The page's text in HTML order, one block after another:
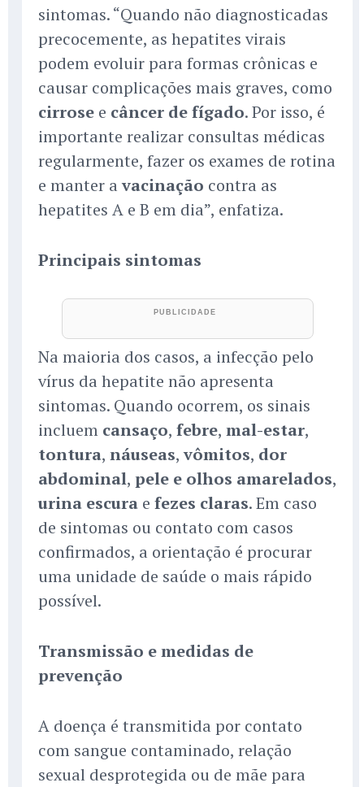
sintomas. “Quando não diagnosticadas
precocemente, as hepatites virais
podem evoluir para formas crônicas e
causar complicações mais graves, como
cirrose e câncer de fígado. Por isso, é
importante realizar consultas médicas
regularmente, fazer os exames de rotina
e manter avacinação contra as
hepatites A e B em dia”, enfatiza.
Principais sintomas
Na maioria dos casos, a infecção pelo
vírus da hepatite não apresenta
sintomas. Quando ocorrem, os sinais
incluem cansaço, febre, mal-estar,
tontura, náuseas,vômitos, dor
abdominal, pele e olhos amarelados,
urina escura e fezes claras. Em caso
de sintomas ou contato com casos
confirmados, a orientação é procurar
uma unidade de saúde o mais rápido
possível.
Transmissão e medidas de
prevenção
A doença é transmitida por contato
com sangue contaminado, relação
sexual desprotegida ou de mãe para